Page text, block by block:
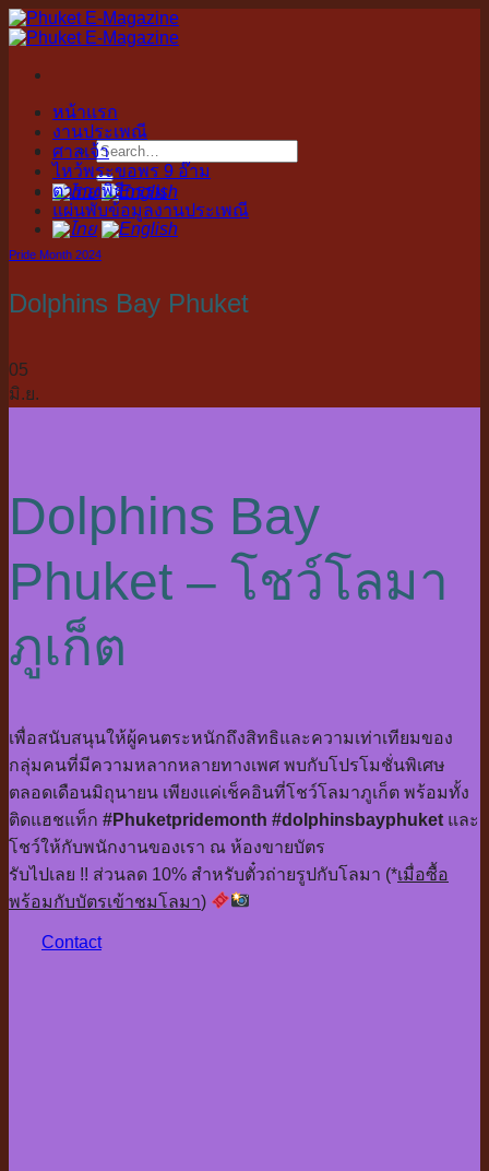
Skip
to
หน้าแรก
งานประเพณี
ศาลเจ้า
ไหว้พระขอพร 9 อ๊าม
ตารางพิธีกรรม
แผ่นพับข้อมูลงานประเพณี
Pride Month 2024
Dolphins Bay Phuket
05
มิ.ย.
Dolphins Bay
Phuket – โชว์โลมา
ภูเก็ต
เพื่อสนับสนุนให้ผู้คนตระหนักถึงสิทธิและความเท่าเทียมของ
กลุ่มคนที่มีความหลากหลายทางเพศ พบกับโปรโมชั่นพิเศษ
ตลอดเดือนมิถุนายน เพียงแค่เช็คอินที่โชว์โลมาภูเก็ต พร้อมทั้ง
ติดแฮชแท็ก #Phuketpridemonth #dolphinsbayphuket และ
โชว์ให้กับพนักงานของเรา ณ ห้องขายบัตร
รับไปเลย !! ส่วนลด 10% สำหรับตั๋วถ่ายรูปกับโลมา (*เมื่อซื้อ
พร้อมกับบัตรเข้าชมโลมา)
Contact